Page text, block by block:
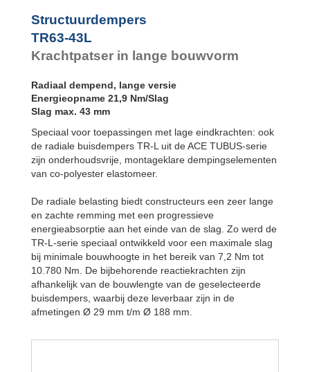
TR83-48L-2
TR99-60L-3
TR99-60L-4
TR99-60L-5
TR143-86L-1
TR143-86L-3
TR143-86L-4
TR143-86L-5
TR143-86L-6
TR143-86L-7
Structuurdempers
TR63-43L
Krachtpatser in lange bouwvorm
Radiaal dempend, lange versie
Energieopname 21,9 Nm/Slag
Slag max. 43 mm
Speciaal voor toepassingen met lage eindkrachten: ook
de radiale buisdempers TR-L uit de ACE TUBUS-serie
zijn onderhoudsvrije, montageklare dempingselementen
van co-polyester elastomeer.
De radiale belasting biedt constructeurs een zeer lange
en zachte remming met een progressieve
energieabsorptie aan het einde van de slag. Zo werd de
TR-L-serie speciaal ontwikkeld voor een maximale slag
bij minimale bouwhoogte in het bereik van 7,2 Nm tot
10.780 Nm. De bijbehorende reactiekrachten zijn
afhankelijk van de bouwlengte van de geselecteerde
buisdempers, waarbij deze leverbaar zijn in de
afmetingen Ø 29 mm t/m Ø 188 mm.